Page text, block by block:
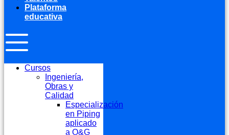
Plataforma
educativa
Cursos
Ingeniería,
Obras y
Calidad
Especialización
en Piping
aplicado
a O&G